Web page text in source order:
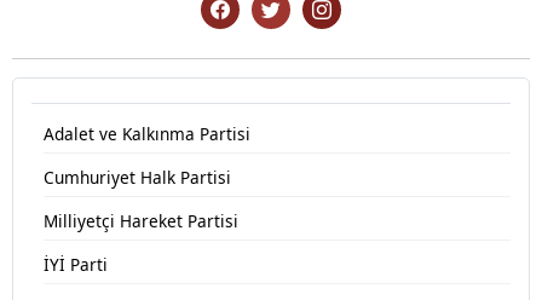
Adalet ve Kalkınma Partisi
Cumhuriyet Halk Partisi
Milliyetçi Hareket Partisi
İYİ Parti